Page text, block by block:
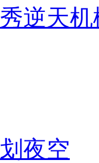
逆天机
夜空